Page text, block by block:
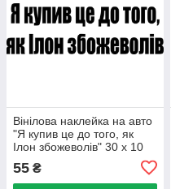
Вінілова наклейка на авто
"Я купив це до того, як
Ілон збожеволів" 30 х 10
55 ₴